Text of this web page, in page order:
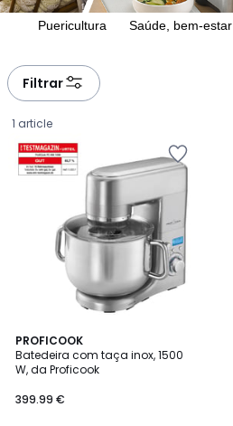
Puericultura Saúde, bem-estar
Filtrar
1 article
PROFICOOK
Batedeira com taça inox, 1500
W, da Proficook
€.
399.99 €